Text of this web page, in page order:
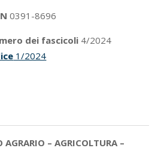
a
€250.00
0391 -8696
dei fascicoli 4/2024
1/2024
– AGRICOLTURA –